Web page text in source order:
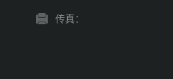
传真：